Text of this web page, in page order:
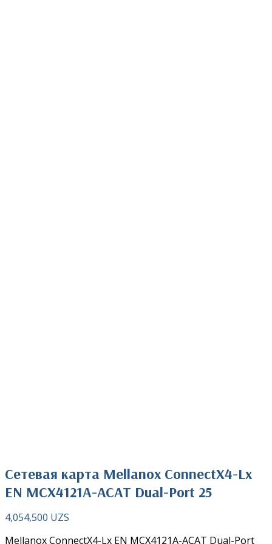
Сетевая карта Mellanox ConnectX4-Lx
EN MCX4121A-ACAT Dual-Port 25
4,054,500 UZS
Mellanox ConnectX4-Lx EN MCX4121A-ACAT Dual-Port